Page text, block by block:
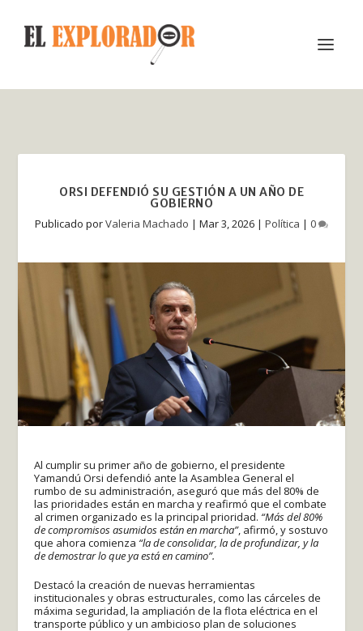
ORSI DEFENDIÓ SU GESTIÓN A UN AÑO DE
GOBIERNO
Publicado porValeria Machado | Mar 3, 2026 | Política | 0
Al cumplir su primer año de gobierno, el presidente
Yamandú Orsi defendió ante la Asamblea General el
rumbo de su administración, aseguró que más del 80% de
las prioridades están en marcha y reafirmó que el combate
al crimen organizado es la principal prioridad. “Más del 80%
de compromisos asumidos están en marcha”, afirmó, y sostuvo
que ahora comienza “la de consolidar, la de profundizar, y la
de demostrar lo que ya está en camino”.
Destacó la creación de nuevas herramientas
institucionales y obras estructurales, como las cárceles de
máxima seguridad, la ampliación de la flota eléctrica en el
transporte público y un ambicioso plan de soluciones